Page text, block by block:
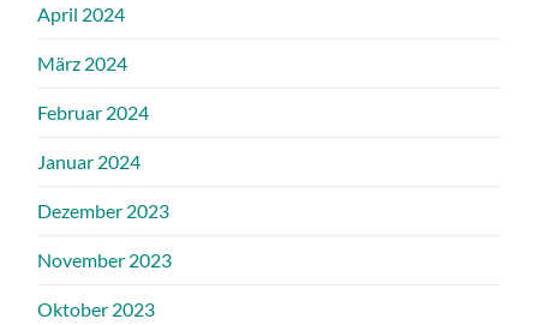
April 2024
März 2024
Februar 2024
Januar 2024
Dezember 2023
November 2023
Oktober 2023